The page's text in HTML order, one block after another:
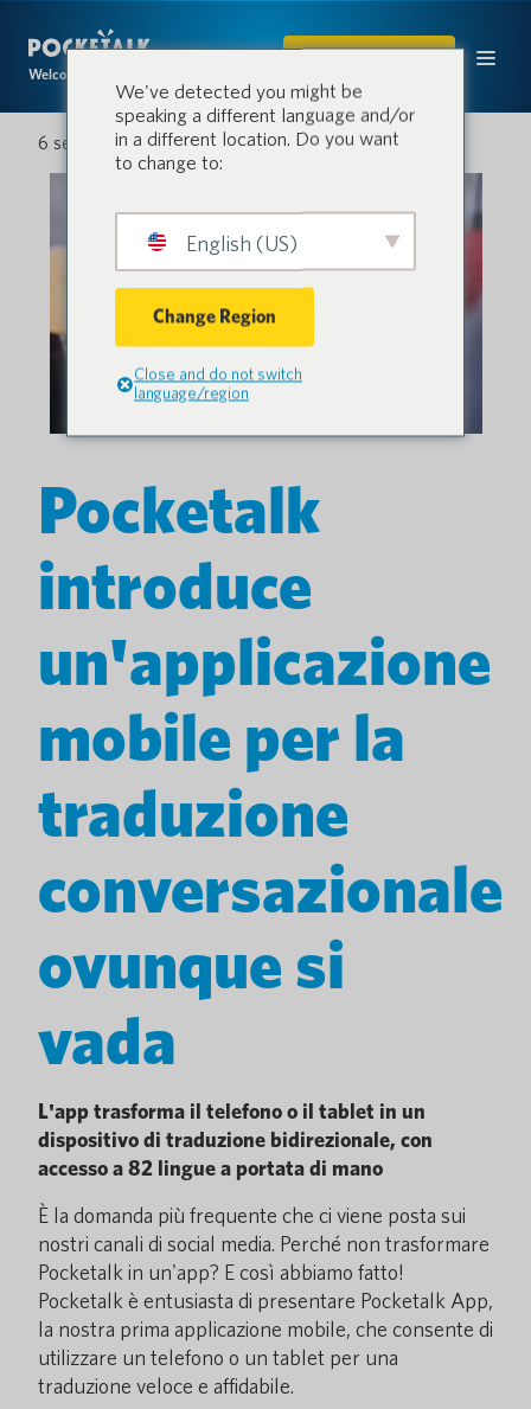
Welcome to the conversation.
ACQUISTARE
6 settembre 2022
Pocketalk
introduce
un'applicazione
mobile per la
traduzione
conversazionale
ovunque si
vada
L'app trasforma il telefono o il tablet in un
dispositivo di traduzione bidirezionale, con
accesso a 82 lingue a portata di mano
È la domanda più frequente che ci viene posta sui
nostri canali di social media. Perché non trasformare
Pocketalk in un'app? E così abbiamo fatto!
Pocketalk è entusiasta di presentare Pocketalk App,
la nostra prima applicazione mobile, che consente di
utilizzare un telefono o un tablet per una
traduzione veloce e affidabile.
We've detected you might be
speaking a different language and/or
in a different location. Do you want
to change to:
English (US)
Change Region
Close and do not switch
language/region